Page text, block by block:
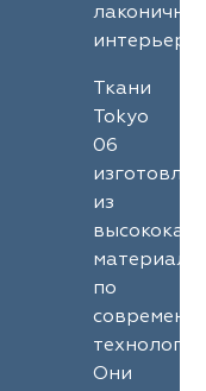
Ткани
Tokyo
06
из
по
Они